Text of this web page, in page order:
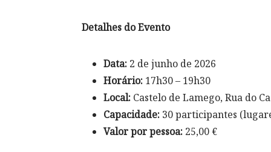
Detalhes do Evento
Data:2 de junho de 2026
Horário:17h30 – 19h30
Local:Castelo de Lamego, Rua do
Capacidade:30 participantes
Valor por pessoa:25,00 €